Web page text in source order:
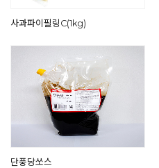
사과파이필링C(1kg)
단풍당쏘스